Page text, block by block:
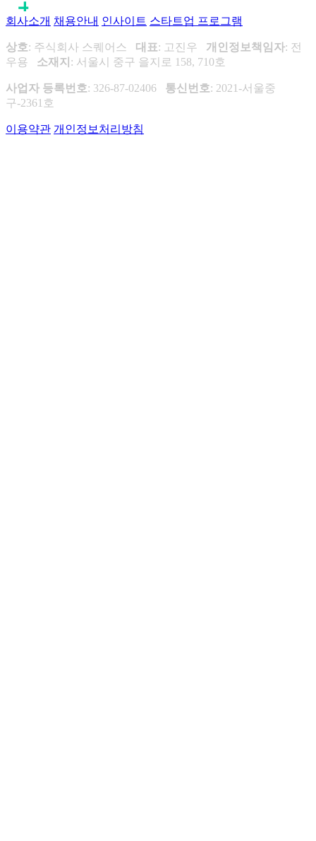
회사소개 채용안내 인사이트 스타트업 프로그램
상호: 주식회사 스퀘어스 대표: 고진우 개인정보책임자: 전
우용 소재지 : 서울시 중구 을지로 158, 710호
사업자 등록번호: 326-87-02406 통신번호: 2021-서울중
구-2361호
이용약관 개인정보처리방침